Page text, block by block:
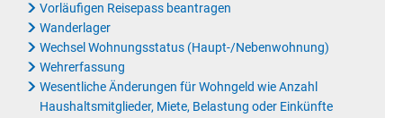
Vorläufigen Reisepass beantragen
Wanderlager
Wechsel Wohnungsstatus (Haupt-/Nebenwohnung)
Wehrerfassung
Wesentliche Änderungen für Wohngeld wie Anzahl
Haushaltsmitglieder, Miete, Belastung oder Einkünfte